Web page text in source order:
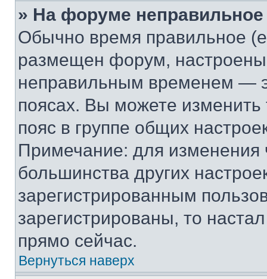
» На форуме
Обычно время правильное
размещен форум, настроены
неправильным временем —
поясах. Вы можете изменить
пояс в группе общих
Примечание: для изменения
большинства других
зарегистрированным
зарегистрированы, то
прямо сейчас.
Вернуться наверх